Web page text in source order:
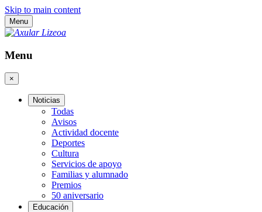
Skip to main content
Menu
Menu
×
Noticias
Todas
Avisos
Actividad docente
Deportes
Cultura
Servicios de apoyo
Familias y alumnado
Premios
50 aniversario
Educación